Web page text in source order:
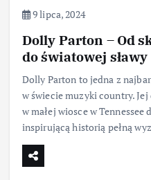
9 lipca, 2024
Dolly Parton – Od
do światowej sławy
Dolly Parton to jedna z
w świecie muzyki country.
w małej wiosce w
inspirującą historią pełną